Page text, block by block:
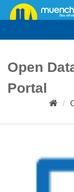
Überspringen
zum
Open
Portal